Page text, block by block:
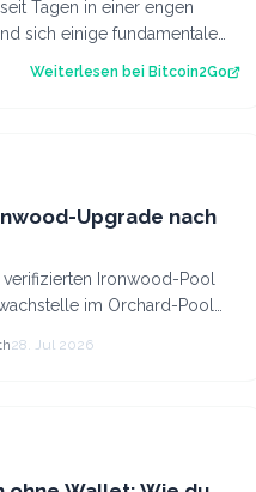
Tagen in einer engen
sich einige fundamentale
Weiterlesen bei Bitcoin2Go
Upgrade nach
Ironwood-Pool
im Orchard-Pool
ZEC-Token ermöglichte.
28. Jul 2026